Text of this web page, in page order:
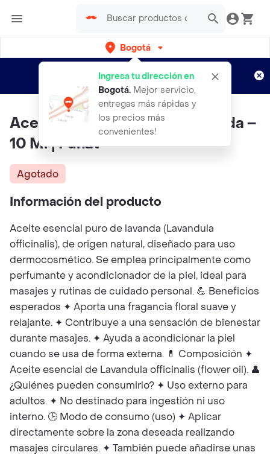
Bogotá
Ingresa tu dirección en
Bogotá. Mejor servicio,
entregas más rápidas y
los precios más
convenientes!
envíos gratis por semanas
Aplican TyC
Aceite Esencial Puro De Lavanda –
10 Ml | Funat
Agotado
Información del producto
Aceite esencial puro de lavanda (Lavandula
officinalis), de origen natural, diseñado para uso
dermocosmético. Se emplea principalmente como
perfumante y acondicionador de la piel, ideal para
masajes y rutinas de cuidado personal. 💪 Beneficios
esperados ✦ Aporta una fragancia floral suave y
relajante. ✦ Contribuye a una sensación de bienestar
durante masajes. ✦ Ayuda a acondicionar la piel
cuando se usa de forma externa. 💊 Composición ✦
Aceite esencial de Lavandula officinalis (flower oil). 👤
¿Quiénes pueden consumirlo? ✦ Uso externo para
adultos. ✦ No destinado para ingestión ni uso
interno. 🕒 Modo de consumo (uso) ✦ Aplicar
directamente sobre la zona deseada realizando
masajes circulares. ✦ También puede añadirse unas